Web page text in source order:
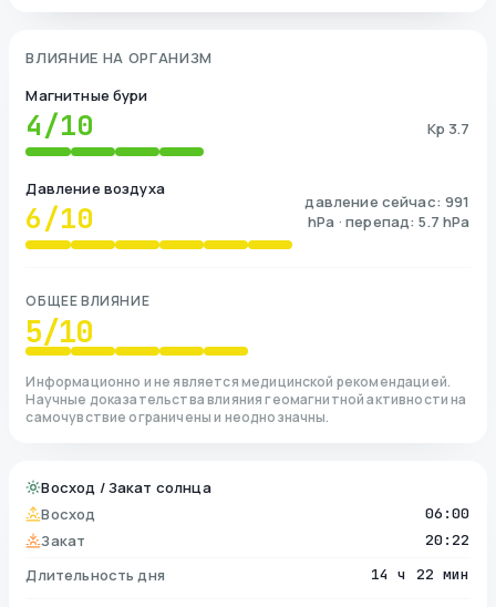
ВЛИЯНИЕ НА ОРГАНИЗМ
Магнитные бури
4/10 Kp 3.7
Давление воздуха
6/10
давление сейчас: 991
hPa · перепад: 5.7 hPa
ОБЩЕЕ ВЛИЯНИЕ
5/10
Информационно и не является медицинской рекомендацией.
Научные доказательства влияния геомагнитной активности на
самочувствие ограничены и неоднозначны.
Восход / Закат солнца
Восход
06:00
Закат 20:22
Длительность дня 14 ч 22 мин